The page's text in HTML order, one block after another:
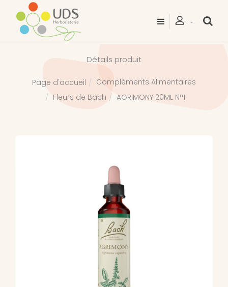
Détails produit
Page d'accueil
Compléments Alimentaires
Fleurs de Bach
AGRIMONY 20ML N°1